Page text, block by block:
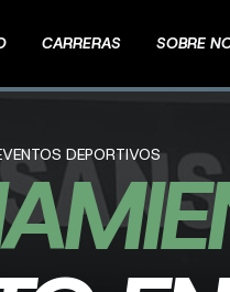
CARRERAS SOBRE
DEPORTIVOS